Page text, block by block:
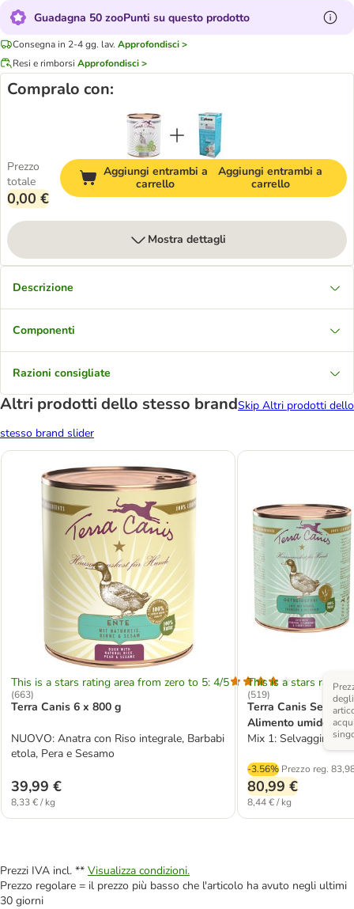
Guadagna 50 zooPunti su questo prodotto
Consegna in 2-4 gg. lav. Approfondisci >
Resi e rimborsi Approfondisci >
Compralo con:
Prezzo
totale
0,00 €
Aggiungi entrambi a
carrello
Aggiungi entrambi a
carrello
Mostra dettagli
Descrizione
Componenti
Razioni consigliate
Altri prodotti dello stesso brandSkip Altri prodotti dello
stesso brand slider
This is a stars rating area from zero to 5: 4/5
(663)
Terra Canis 6 x 800 g
NUOVO: Anatra con Riso integrale, Barbabi
etola, Pera e Sesamo
39,99 €
8,33 € / kg
This is a stars rating
(519)
Terra Canis Senza
Alimento umido per
Mix 1: Selvaggina &
-3.56% Prezzo reg.
80,99 €
8,44 € / kg
Prezzi IVA incl. ** Visualizza condizioni.
Prezzo regolare = il prezzo più basso che l'articolo ha avuto negli ultimi
30 giorni